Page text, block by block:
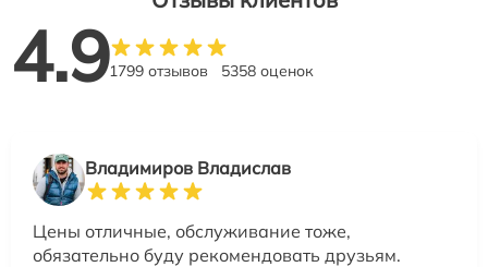
4.91799 отзывов 5358 оценок
Владимиров Владислав
Цены отличные, обслуживание тоже,
обязательно буду рекомендовать друзьям.